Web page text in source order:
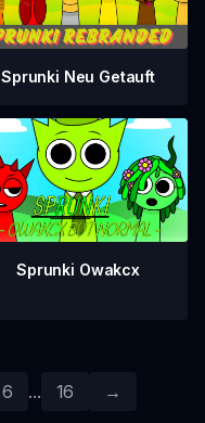
Sprunki Neu Getauft
Sprunki Owakcx
6 ... 16 →